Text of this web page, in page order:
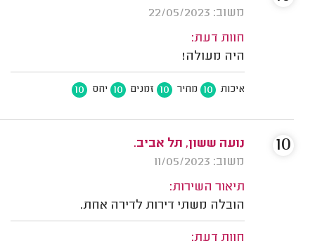
משוב: 22/05/2023
חוות דעת:
היה מעולה!
איכות 10 מחיר 10 זמנים 10 יחס 10
נועה ששון, תל אביב.
משוב: 11/05/2023
תיאור השירות:
הובלה משתי דירות לדירה אחת.
חוות דעת:
10